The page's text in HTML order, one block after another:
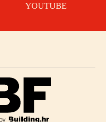
YOUTUBE